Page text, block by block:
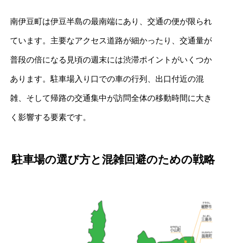
南伊豆町は伊豆半島の最南端にあり、交通の便が限られ
ています。主要なアクセス道路が細かったり、交通量が
普段の倍になる見頃の週末には渋滞ポイントがいくつか
あります。駐車場入り口での車の行列、出口付近の混
雑、そして帰路の交通集中が訪問全体の移動時間に大き
く影響する要素です。
駐車場の選び方と混雑回避のための戦略